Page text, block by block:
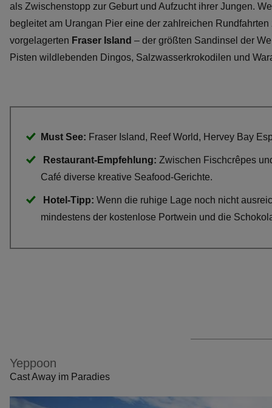
als Zwischenstopp zur Geburt und Aufzucht ihrer Jungen.
begleitet am Urangan Pier eine der zahlreichen
vorgelagerten Fraser Island – der größten Sandinsel der
Pisten wildlebenden Dingos, Salzwasserkrokodilen und
Must See: Fraser Island, Reef World, Hervey Bay
Restaurant-Empfehlung: Zwischen Fischcrêpes
Café diverse kreative Seafood-Gerichte.
Hotel-Tipp: Wenn die ruhige Lage noch nicht
mindestens der kostenlose Portwein und die
Yeppoon
Cast Away im Paradies